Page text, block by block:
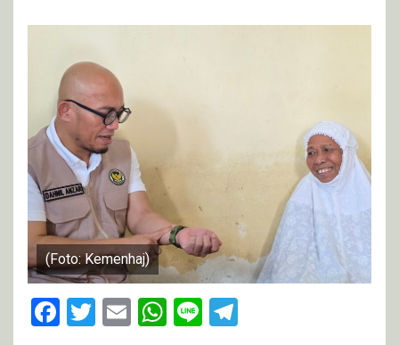
(Foto: Kemenhaj)
Facebook
Twitter
EmailWhatsApp
Line